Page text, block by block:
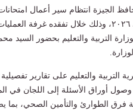
الجيزة انتظام سير أعمال
للعام الدراسي ٢٠٢٥ / ٢٠٢٦، وذلك خلال تفقده
التربية والتعليم بحضور السيد
التربية والتعليم على تقارير
أوراق الأسئلة إلى اللجان في
فرق الطوارئ والتأمين الصحي، بما